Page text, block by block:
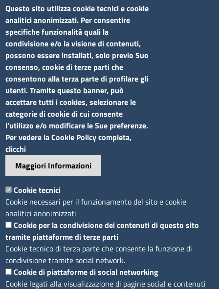
Bandi di concorso
Siti tematici
Elenco siti tematici
Seguici su
Sito web
Accesso riservato
Mappa del sito
Footer
Feed RSS
Note legali
Privacy
Trattamento dei dati
Cookie
Dichiarazione di accessibilità
Obiettivi di accessibilità
Questo sito utilizza cookie tecnici e cookie
analitici anonimizzati. Per consentire
specifiche funzionalità quali la
condivisione e/o la visione di contenuti,
possono essere installati, solo previo Suo
consenso, cookie di terze parti che
consentono alla terza parte di profilare gli
utenti. Tramite questo banner, può
accettare tutti i cookies, selezionare le
categorie di cookie di cui consente
l’utilizzo e/o modificare le Sue preferenze.
Per vedere la Cookie Policy completa,
clicchi
Maggiori Informazioni
Cookie tecnici
Cookie necessari per il funzionamento del sito e cookie
analitici anonimizzati
Cookie per la condivisione dei contenuti di questo sito
tramite piattaforme di terze parti
Cookie tecnico di terza parte che consente la funzione di
condivisione tramite social network.
Cookie di piattaforme di social networking
Cookie legati alla visualizzazione di pagine social e contenuti